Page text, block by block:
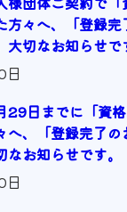
々へ、「登録完
切なお知らせで
29日までに「資
へ、「登録完了
お知らせです。